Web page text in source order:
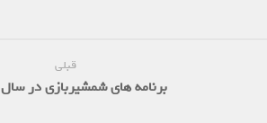
قبلی
برنامه های شمشیربازی در سال 2021